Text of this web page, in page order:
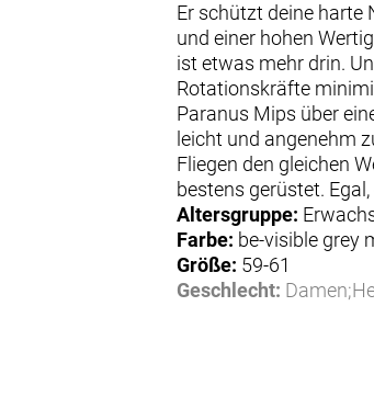
Er schützt deine harte
und einer hohen
ist etwas mehr drin.
Rotationskräfte
Paranus Mips über
leicht und angenehm
Fliegen den gleichen
bestens gerüstet.
Altersgruppe:
Farbe: be-visible grey
Größe: 59-61
Geschlecht: